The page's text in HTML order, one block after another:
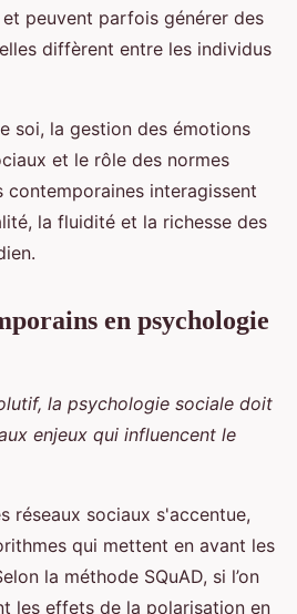
peuvent parfois générer des
diffèrent entre les individus
soi, la gestion des émotions
et le rôle des normes
contemporaines interagissent
la fluidité et la richesse des
en psychologie
la psychologie sociale doit
enjeux qui influencent le
réseaux sociaux s'accentue,
qui mettent en avant les
la méthode SQuAD, si l’on
les effets de la polarisation en